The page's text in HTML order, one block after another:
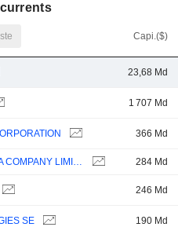
Capi.($)
23,68 Md
1 707 Md
366 Md
PETROCHINA COMPANY LIMITED 284 Md
246 Md
SE 190 Md